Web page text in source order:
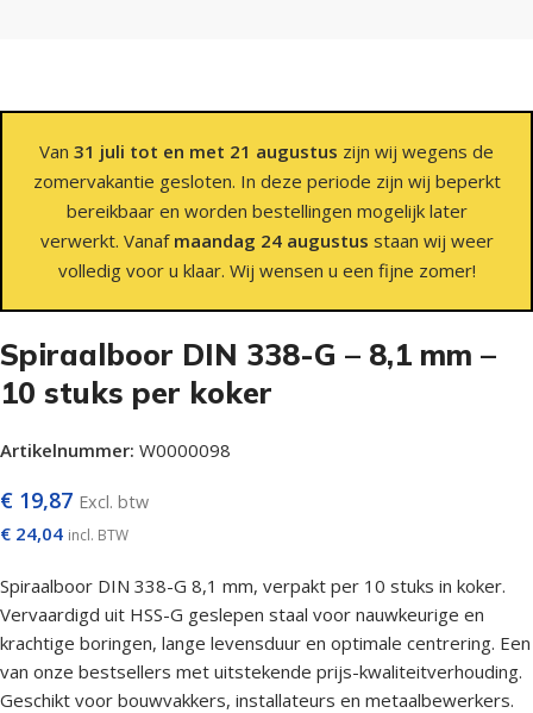
Van 31 juli tot en met 21 augustus zijn wij wegens de
zomervakantie gesloten. In deze periode zijn wij beperkt
bereikbaar en worden bestellingen mogelijk later
verwerkt. Vanaf maandag 24 augustus staan wij weer
volledig voor u klaar. Wij wensen u een fijne zomer!
Spiraalboor DIN 338-G – 8,1 mm –
10 stuks per koker
Artikelnummer: W0000098
€ 19,87 Excl. btw
€ 24,04 incl. BTW
Spiraalboor DIN 338-G 8,1 mm, verpakt per 10 stuks in koker.
Vervaardigd uit HSS-G geslepen staal voor nauwkeurige en
krachtige boringen, lange levensduur en optimale centrering. Een
van onze bestsellers met uitstekende prijs-kwaliteitverhouding.
Geschikt voor bouwvakkers, installateurs en metaalbewerkers.